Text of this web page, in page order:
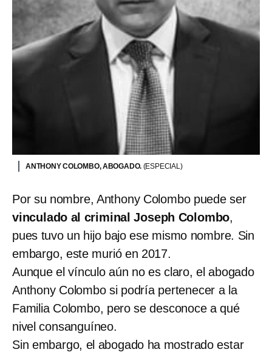
ANTHONY COLOMBO, ABOGADO. (ESPECIAL)
Por su nombre, Anthony Colombo puede ser
vinculado al criminal Joseph Colombo,
pues tuvo un hijo bajo ese mismo nombre. Sin
embargo, este murió en 2017.
Aunque el vínculo aún no es claro, el abogado
Anthony Colombo si podría pertenecer a la
Familia Colombo, pero se desconoce a qué
nivel consanguíneo.
Sin embargo, el abogado ha mostrado estar